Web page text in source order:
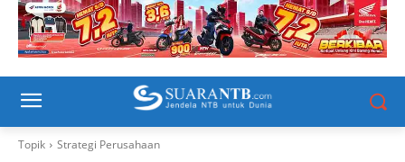
Topik Strategi Perusahaan